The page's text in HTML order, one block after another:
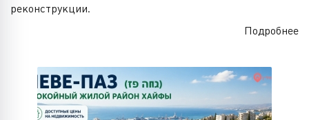
реконструкции.
Подробнее